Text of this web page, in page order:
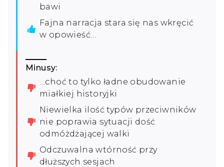
bawi
Fajna narracja stara się nas wkręcić
w opowieść…
Minusy:
…choć to tylko ładne obudowanie
miałkiej historyjki
Niewielka ilość typów przeciwników
nie poprawia sytuacji dość
odmóżdżającej walki
Odczuwalna wtórność przy
dłuższych sesjach